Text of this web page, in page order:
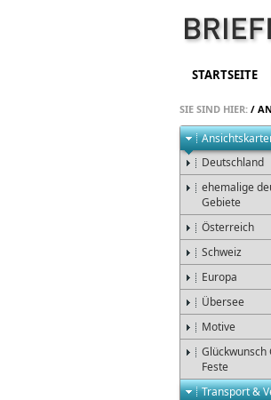
STARTSEITE
SIE SIND HIER: /
Deutschland
ehemalige
Gebiete
Österreich
Schweiz
Europa
Übersee
Motive
Glückwunsch
Feste
Transport &